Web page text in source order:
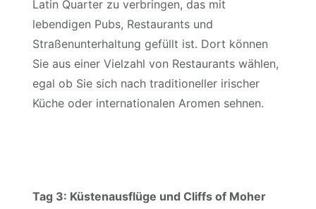
Latin Quarter zu verbringen, das mit
lebendigen Pubs, Restaurants und
Straßenunterhaltung gefüllt ist. Dort können
Sie aus einer Vielzahl von Restaurants wählen,
egal ob Sie sich nach traditioneller irischer
Küche oder internationalen Aromen sehnen.
Tag 3: Küstenausflüge und Cliffs of Moher